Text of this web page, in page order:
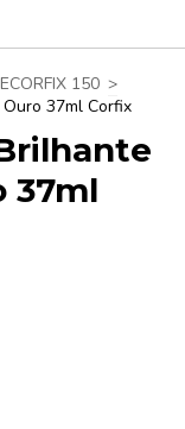
150 >
37ml Corfix
37ml